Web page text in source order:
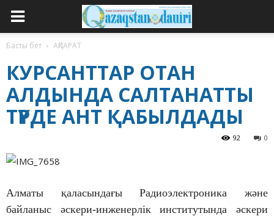
Басты бет АҚПАРАТ
КУРСАНТТАР ОТАН
АЛДЫНДА САЛТАНАТТЫ
ТҮРДЕ АНТ ҚАБЫЛДАДЫ
0
92
Алматы қаласындағы Радиоэлектроника және
байланыс әскери-инженерлік институтында әскери